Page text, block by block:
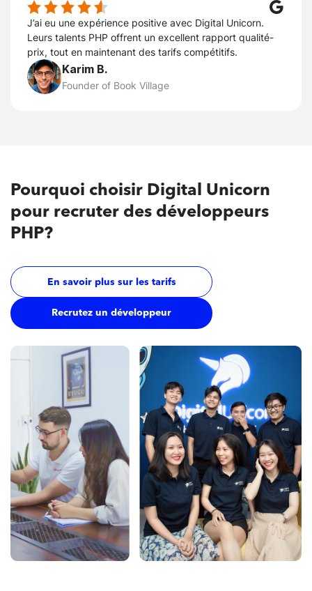
J’ai eu une expérience positive avec Digital Unicorn.
Leurs talents PHP offrent un excellent rapport qualité-
prix, tout en maintenant des tarifs compétitifs.
Karim B.
Founder of Book Village
Pourquoi choisir Digital Unicorn
pour recruter des développeurs
PHP?
En savoir plus sur les tarifs
Recrutez un développeur